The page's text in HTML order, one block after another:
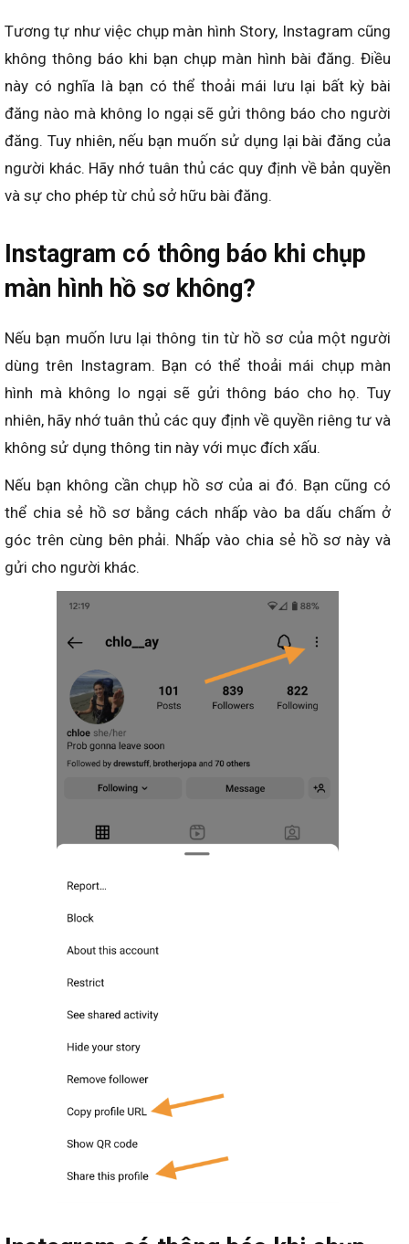
Tương tự như việc chụp màn hình Story, Instagram cũng
không thông báo khi bạn chụp màn hình bài đăng. Điều
này có nghĩa là bạn có thể thoải mái lưu lại bất kỳ bài
đăng nào mà không lo ngại sẽ gửi thông báo cho người
đăng. Tuy nhiên, nếu bạn muốn sử dụng lại bài đăng của
người khác. Hãy nhớ tuân thủ các quy định về bản quyền
và sự cho phép từ chủ sở hữu bài đăng.
Instagram có thông báo khi chụp
màn hình hồ sơ không?
Nếu bạn muốn lưu lại thông tin từ hồ sơ của một người
dùng trên Instagram. Bạn có thể thoải mái chụp màn
hình mà không lo ngại sẽ gửi thông báo cho họ. Tuy
nhiên, hãy nhớ tuân thủ các quy định về quyền riêng tư và
không sử dụng thông tin này với mục đích xấu.
Nếu bạn không cần chụp hồ sơ của ai đó. Bạn cũng có
thể chia sẻ hồ sơ bằng cách nhấp vào ba dấu chấm ở
góc trên cùng bên phải. Nhấp vào chia sẻ hồ sơ này và
gửi cho người khác.